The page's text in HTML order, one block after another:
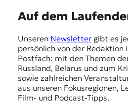
Auf dem
Unseren Newslettergibt es
persönlich von der Redaktion
Postfach: mit den Themen
Russland, Belarus und zum
sowie zahlreichen
aus unseren Fokusregionen,
Film- und Podcast-Tipps.